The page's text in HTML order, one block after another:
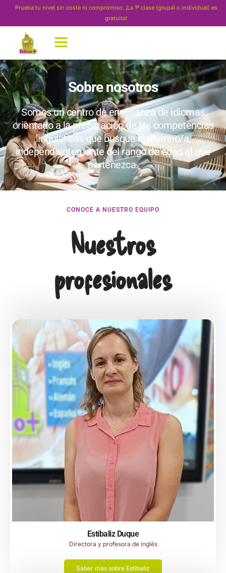
Prueba tu nivel sin coste ni compromiso. ¡La 1ª clase (grupal o individual) es
gratuita!
Sobre nosotros
Somos un centro de enseñanza de idiomas
orientado a la preparación de las competencias
lingüísticas que busque el alumno/a,
independientemente del rango de edad al que
pertenezca.
CONOCE A NUESTRO EQUIPO
Nuestros
profesionales
Estíbaliz Duque
Directora y profesora de inglés
Saber más sobre Estíbaliz